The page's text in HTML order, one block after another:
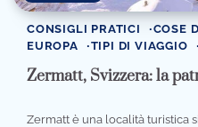
CONSIGLI PRATICI COSE
EUROPA
TIPI DI VIAGGIO
Zermatt, Svizzera: la
Zermatt è una località turistica